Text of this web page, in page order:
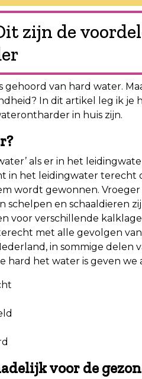
zijn de
van hard water.
In dit artikel leg ik je
in huis zijn.
als er in het
in het leidingwater terecht
wordt gewonnen.
schelpen en schaaldieren
voor verschillende
met alle gevolgen
in sommige delen
hard het water is geven we
voor de